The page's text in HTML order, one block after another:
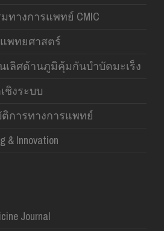
ทางการแพทย์ CMIC
พทยศาสตร์
เลิศด้านภูมิคุ้มกันบำบัดมะเร็ง
ชิงระบบ
การทางการแพทย์
& Innovation
Journal